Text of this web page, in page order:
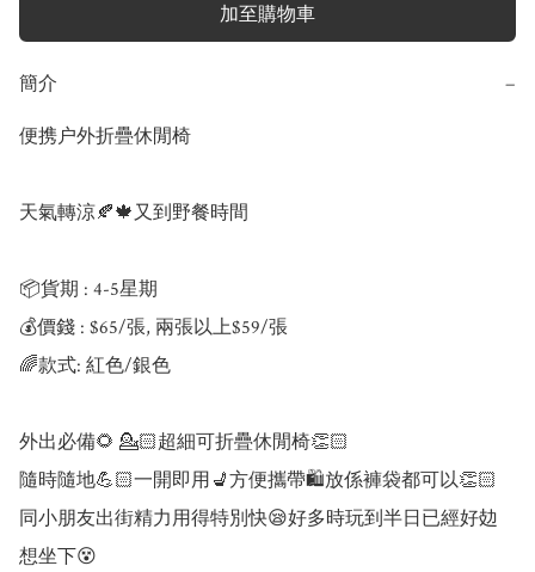
加至購物車
簡介 −
便携户外折疊休閒椅
天氣轉涼🍂🍁又到野餐時間
📦貨期 : 4-5星期
💰價錢 : $65/張, 兩張以上$59/張
🌈款式: 紅色/銀色
外出必備🌻 💁🏻超細可折疊休閒椅👏🏻
隨時隨地💪🏻一開即用💺方便攜帶🛍️放係褲袋都可以👏🏻
同小朋友出街精力用得特別快😪好多時玩到半日已經好攰
想坐下😵